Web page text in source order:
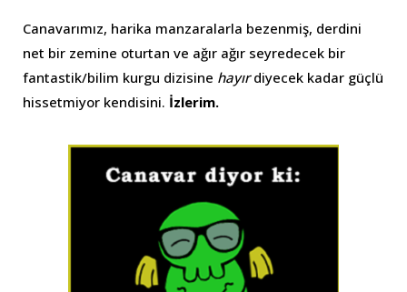
Canavarımız, harika manzaralarla bezenmiş, derdini
net bir zemine oturtan ve ağır ağır seyredecek bir
fantastik/bilim kurgu dizisine hayırdiyecek kadar güçlü
hissetmiyor kendisini. İzlerim.